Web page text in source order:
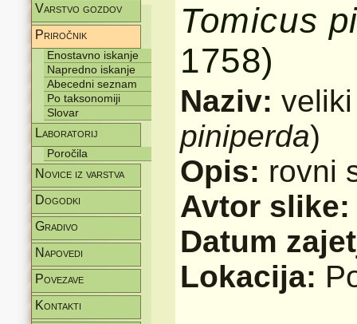
Varstvo gozdov
Priročnik
Enostavno iskanje
Napredno iskanje
Abecedni seznam
Po taksonomiji
Slovar
Laboratorij
Poročila
Novice iz varstva
Dogodki
Gradivo
Napovedi
Povezave
Kontakti
Tomicus
1758)
Naziv:
piniperda)
Opis: rovni
Avtor
Datum
Lokacija: